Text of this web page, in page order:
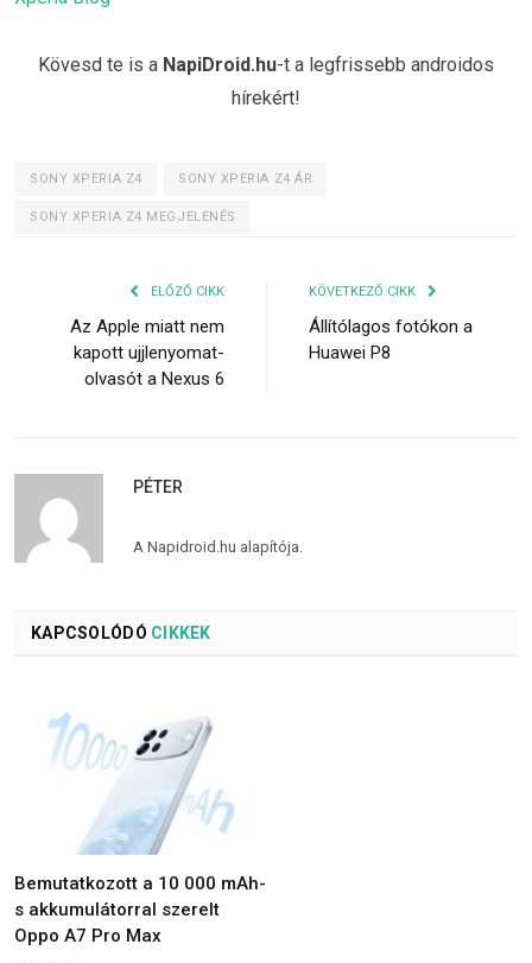
Kövesd te is a NapiDroid.hu-t a legfrissebb androidos
hírekért!
SONY XPERIA Z4 SONY XPERIA Z4 ÁR
SONY XPERIA Z4 MEGJELENÉS
ELŐZŐ CIKK
Az Apple miatt nem
kapott ujjlenyomat-
olvasót a Nexus 6
KÖVETKEZŐ CIKK
Állítólagos fotókon a
Huawei P8
PÉTER
A Napidroid.hu alapítója.
KAPCSOLÓDÓ CIKKEK
Bemutatkozott a 10 000 mAh-
s akkumulátorral szerelt
Oppo A7 Pro Max